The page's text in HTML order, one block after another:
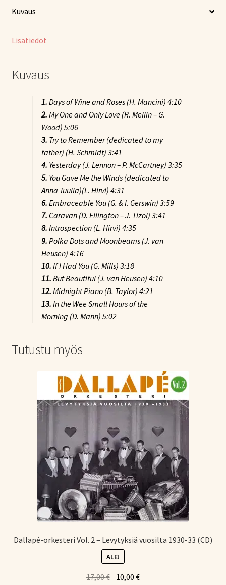
(CD)
Kuvaus
Lisätiedot
Kuvaus
1. Days of Wine and Roses(H. Mancini) 4:10
2. My One and Only Love (R. Mellin – G.
Wood) 5:06
3. Try to Remember(dedicated to my
father) (H. Schmidt) 3:41
4. Yesterday(J. Lennon – P. McCartney) 3:35
5. You Gave Me the Winds (dedicated to
Anna Tuulia)(L. Hirvi) 4:31
6. Embraceable You (G. & I. Gerswin) 3:59
7. Caravan(D. Ellington – J. Tizol) 3:41
8. Introspection(L. Hirvi) 4:35
9. Polka Dots and Moonbeams(J. van
Heusen) 4:16
10. If I Had You(G. Mills) 3:18
11. But Beautiful(J. van Heusen) 4:10
12. Midnight Piano(B. Taylor) 4:21
13. In the Wee Small Hours of the
Morning (D. Mann) 5:02
Tutustu myös
Dallapé-orkesteri Vol. 2 – Levytyksiä vuosilta 1930-33 (CD)
ALE!
17,00€ Alkuperäinen
10,00€Nykyinen